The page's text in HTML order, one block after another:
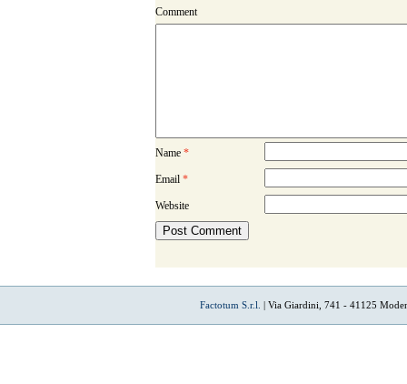
Comment
Name *
Email *
Website
Factotum S.r.l. | Via Giardini, 741 - 41125